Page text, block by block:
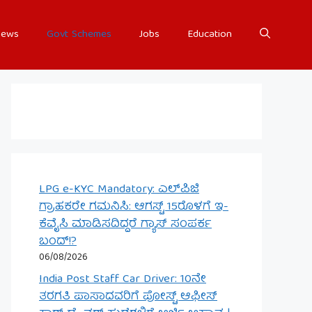
Govt Schemes Jobs Education
LPG e-KYC Mandatory: ಎಲ್‌ಪಿಜಿ
ಗ್ರಾಹಕರೇ ಗಮನಿಸಿ: ಆಗಸ್ಟ್ 15ರೊಳಗೆ ಇ-
ಕೆವೈಸಿ ಮಾಡಿಸದಿದ್ದರೆ ಗ್ಯಾಸ್ ಸಂಪರ್ಕ
ಬಂದ್!?
06/08/2026
India Post Staff Car Driver: 10ನೇ
ತರಗತಿ ಪಾಸಾದವರಿಗೆ ಪೋಸ್ಟ್ ಆಫೀಸ್